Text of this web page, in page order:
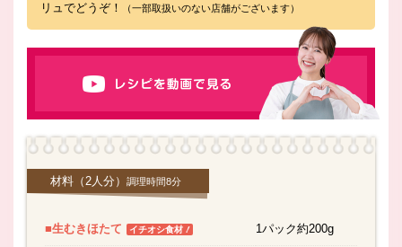
リュでどうぞ！
（一部取扱いのない店舗がございます）
材料 （2人分） 調理時間8分
■生むきほたて イチオシ食材！ 1パック約200g